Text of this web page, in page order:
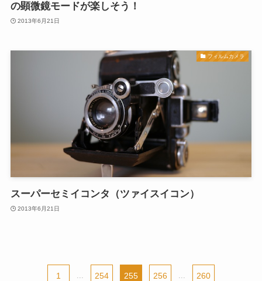
の顕微鏡モードが楽しそう！
2013年6月21日
フィルムカメラ
スーパーセミイコンタ（ツァイスイコン）
2013年6月21日
1 254 255 256 260